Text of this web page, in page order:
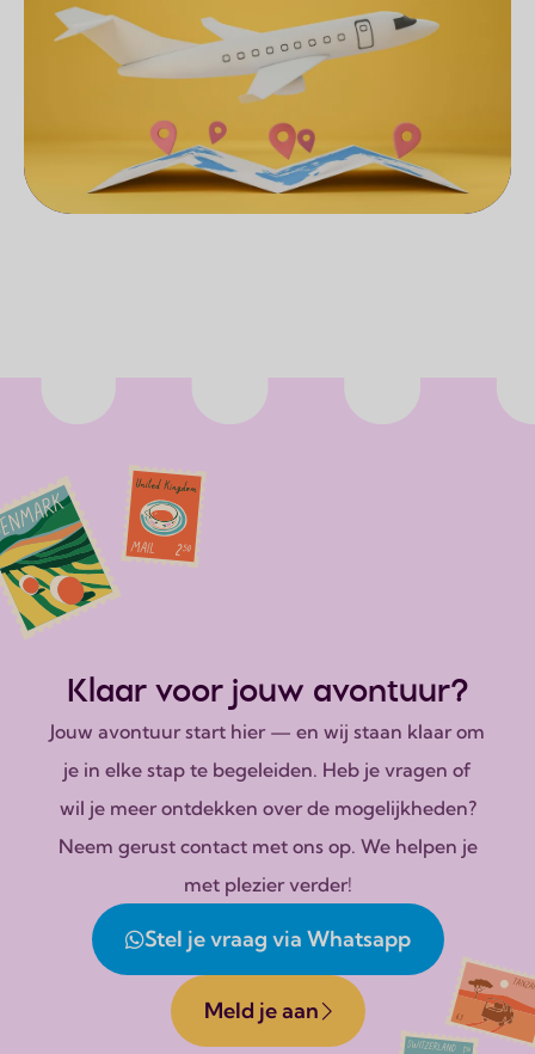
Klaar voor jouw avontuur?
Jouw avontuur start hier — en wij staan klaar om
je in elke stap te begeleiden. Heb je vragen of
wil je meer ontdekken over de mogelijkheden?
Neem gerust contact met ons op. We helpen je
met plezier verder!
Stel je vraag via Whatsapp
Meld je aan